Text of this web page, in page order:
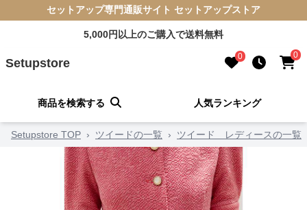
セットアップ専門通販サイト セットアップストア
5,000円以上のご購入で送料無料
Setupstore 0 0
商品を検索する 人気ランキング
Setupstore TOP › ツイードの一覧 › ツイード レディースの一覧